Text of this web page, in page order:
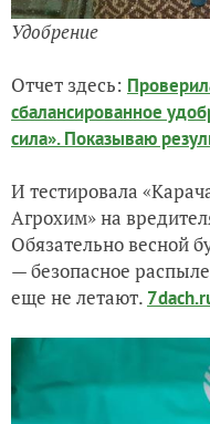
Удобрение
Отчет здесь:
сбалансированное
сила». Показываю
И тестировала
Агрохим»на
Обязательно весной
— безопасное
еще не летают.